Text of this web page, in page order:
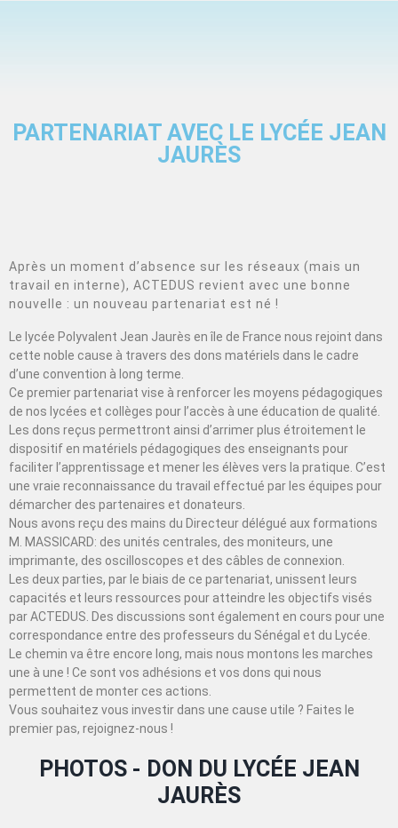
PARTENARIAT AVEC LE LYCÉE JEAN
JAURÈS
Après un moment d’absence sur les réseaux (mais un
travail en interne), ACTEDUS revient avec une bonne
nouvelle : un nouveau partenariat est né !
Le lycée Polyvalent Jean Jaurès en île de France nous rejoint dans
cette noble cause à travers des dons matériels dans le cadre
d’une convention à long terme.
Ce premier partenariat vise à renforcer les moyens pédagogiques
de nos lycées et collèges pour l’accès à une éducation de qualité.
Les dons reçus permettront ainsi d’arrimer plus étroitement le
dispositif en matériels pédagogiques des enseignants pour
faciliter l’apprentissage et mener les élèves vers la pratique. C’est
une vraie reconnaissance du travail effectué par les équipes pour
démarcher des partenaires et donateurs.
Nous avons reçu des mains du Directeur délégué aux formations
M. MASSICARD: des unités centrales, des moniteurs, une
imprimante, des oscilloscopes et des câbles de connexion.
Les deux parties, par le biais de ce partenariat, unissent leurs
capacités et leurs ressources pour atteindre les objectifs visés
par ACTEDUS. Des discussions sont également en cours pour une
correspondance entre des professeurs du Sénégal et du Lycée.
Le chemin va être encore long, mais nous montons les marches
une à une ! Ce sont vos adhésions et vos dons qui nous
permettent de monter ces actions.
Vous souhaitez vous investir dans une cause utile ? Faites le
premier pas, rejoignez-nous !
PHOTOS - DON DU LYCÉE JEAN
JAURÈS